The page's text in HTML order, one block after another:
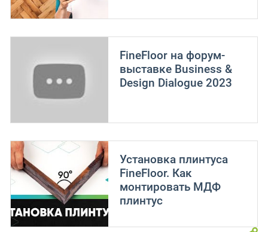
FineFloor на форум-
выставке Business &
Design Dialogue 2023
Установка плинтуса
FineFloor. Как
монтировать МДФ
плинтус